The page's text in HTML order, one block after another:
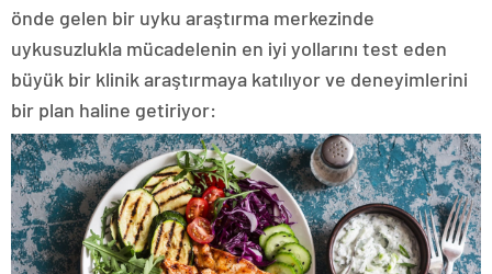
önde gelen bir uyku araştırma merkezinde
uykusuzlukla mücadelenin en iyi yollarını test eden
büyük bir klinik araştırmaya katılıyor ve deneyimlerini
bir plan haline getiriyor: